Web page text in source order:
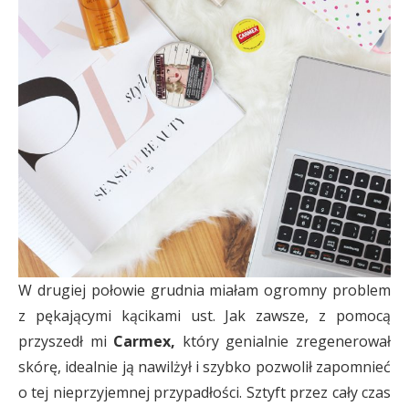
W drugiej połowie grudnia miałam ogromny problem
z pękającymi kącikami ust. Jak zawsze, z pomocą
przyszedł mi Carmex, który genialnie zregenerował
skórę, idealnie ją nawilżył i szybko pozwolił zapomnieć
o tej nieprzyjemnej przypadłości. Sztyft przez cały czas